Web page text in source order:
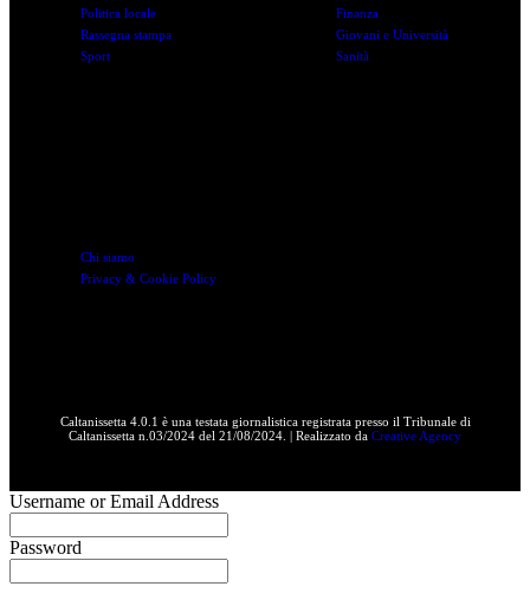
Politica locale
Rassegna stampa
Sport
Finanza
Giovani e Università
Sanità
Chi siamo
Privacy & Cookie Policy
Caltanissetta 4.0.1 è una testata giornalistica registrata presso il Tribunale di
Caltanissetta n.03/2024 del 21/08/2024. | Realizzato da Creative Agency
Username or Email Address
Password